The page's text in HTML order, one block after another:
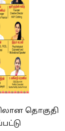
தொகுதி